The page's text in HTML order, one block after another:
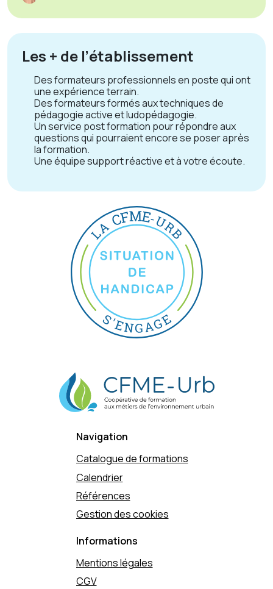
Les + de l’établissement
Des formateurs professionnels en poste qui ont
une expérience terrain.
Des formateurs formés aux techniques de
pédagogie active et ludopédagogie.
Un service post formation pour répondre aux
questions qui pourraient encore se poser après
la formation.
Une équipe support réactive et à votre écoute.
Navigation
Catalogue de formations
Calendrier
Références
Gestion des cookies
Informations
Mentions légales
CGV